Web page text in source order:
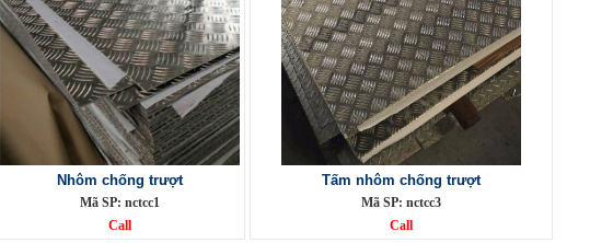
Nhôm chống trượt
Mã SP: nctcc1
Call
Tấm nhôm chống trượt
Mã SP: nctcc3
Call